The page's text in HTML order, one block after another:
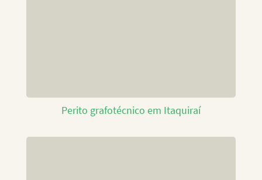
Perito grafotécnico em Itaquiraí